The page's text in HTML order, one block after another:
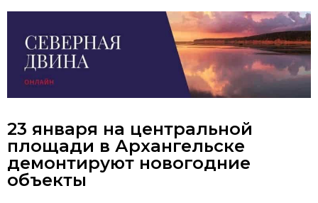
23 января на центральной
площади в Архангельске
демонтируют новогодние
объекты